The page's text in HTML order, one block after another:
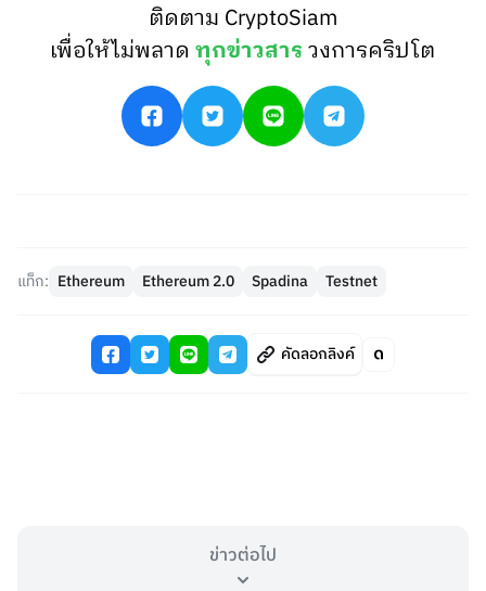
ติดตาม CryptoSiam
เพื่อให้ไม่พลาดทุกข่าวสารวงการคริปโต
แท็ก: Ethereum Ethereum 2.0 Spadina Testnet
คัดลอกลิงค์
ข่าวต่อไป